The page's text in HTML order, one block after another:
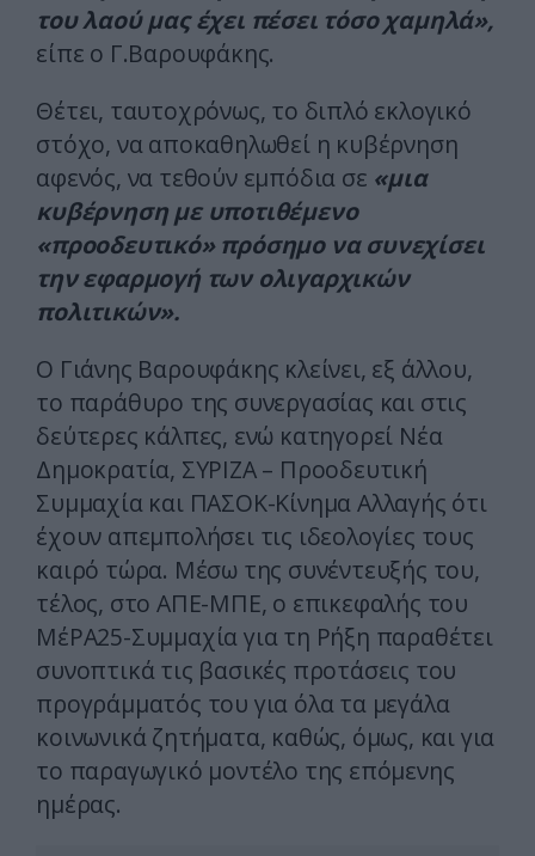
του λαού μας έχει πέσει τόσο χαμηλά»,
είπε ο Γ.Βαρουφάκης.
Θέτει, ταυτοχρόνως, το διπλό εκλογικό
στόχο, να αποκαθηλωθεί η κυβέρνηση
αφενός, να τεθούν εμπόδια σε «μια
κυβέρνηση με υποτιθέμενο
«προοδευτικό» πρόσημο να συνεχίσει
την εφαρμογή των ολιγαρχικών
πολιτικών».
Ο Γιάνης Βαρουφάκης κλείνει, εξ άλλου,
το παράθυρο της συνεργασίας και στις
δεύτερες κάλπες, ενώ κατηγορεί Νέα
Δημοκρατία, ΣΥΡΙΖΑ – Προοδευτική
Συμμαχία και ΠΑΣΟΚ-Κίνημα Αλλαγής ότι
έχουν απεμπολήσει τις ιδεολογίες τους
καιρό τώρα. Μέσω της συνέντευξής του,
τέλος, στο ΑΠΕ-ΜΠΕ, ο επικεφαλής του
ΜέΡΑ25-Συμμαχία για τη Ρήξη παραθέτει
συνοπτικά τις βασικές προτάσεις του
προγράμματός του για όλα τα μεγάλα
κοινωνικά ζητήματα, καθώς, όμως, και για
το παραγωγικό μοντέλο της επόμενης
ημέρας.